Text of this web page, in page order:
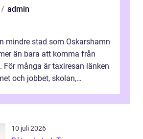
admin
mindre stad som Oskarshamn
än bara att komma från
För många är taxiresan länken
och jobbet, skolan,
10 juli 2026